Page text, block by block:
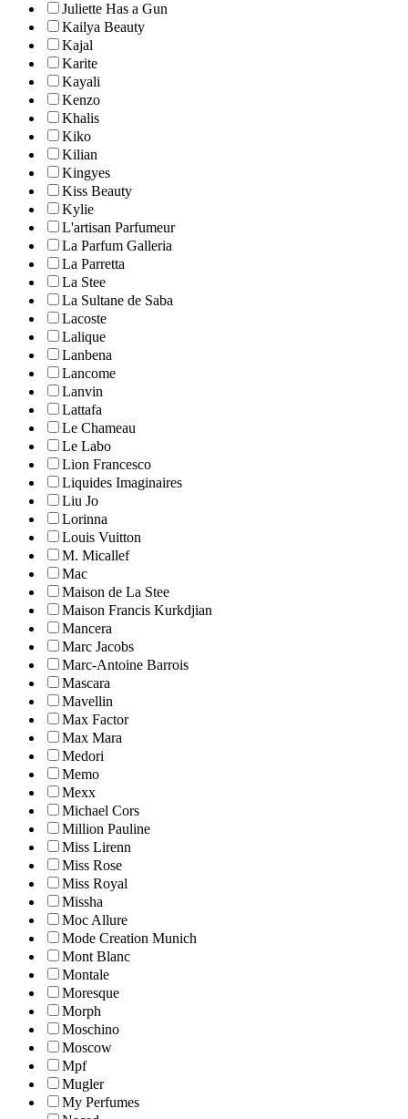
Juliette Has a Gun
Kailya Beauty
Kajal
Karite
Kayali
Kenzo
Khalis
Kiko
Kilian
Kingyes
Kiss Beauty
Kylie
L'artisan Parfumeur
La Parfum Galleria
La Parretta
La Stee
La Sultane de Saba
Lacoste
Lalique
Lanbena
Lancome
Lanvin
Lattafa
Le Chameau
Le Labo
Lion Francesco
Liquides Imaginaires
Liu Jo
Lorinna
Louis Vuitton
M. Micallef
Mac
Maison de La Stee
Maison Francis Kurkdjian
Mancera
Marc Jacobs
Marc-Antoine Barrois
Mascara
Mavellin
Max Factor
Max Mara
Medori
Memo
Mexx
Michael Cors
Million Pauline
Miss Lirenn
Miss Rose
Miss Royal
Missha
Moc Allure
Mode Creation Munich
Mont Blanc
Montale
Moresque
Morph
Moschino
Moscow
Mpf
Mugler
My Perfumes